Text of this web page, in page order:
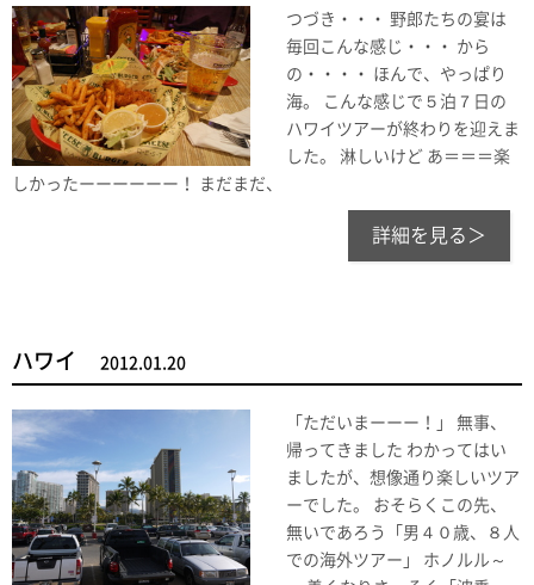
つづき・・・ 野郎たちの宴は
毎回こんな感じ・・・ から
の・・・・ ほんで、やっぱり
海。 こんな感じで５泊７日の
ハワイツアーが終わりを迎えま
した。 淋しいけど あ＝＝＝楽
しかったーーーーーー！ まだまだ、
詳細を見る＞
ハワイ 2012.01.20
「ただいまーーー！」 無事、
帰ってきました わかってはい
ましたが、想像通り楽しいツア
ーでした。 おそらくこの先、
無いであろう「男４０歳、８人
での海外ツアー」 ホノルル～